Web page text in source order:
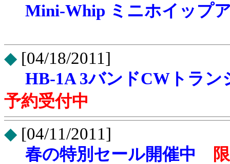
Mini-Whip ミニホイッ
◆ [04/18/2011]
HB-1A 3バンドCWトラ
予約受付中
◆ [04/11/2011]
春の特別セール開催中